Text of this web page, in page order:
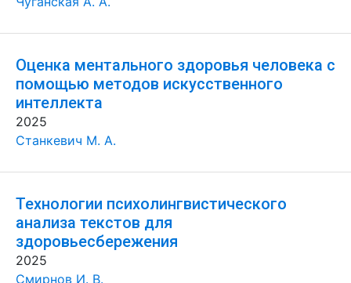
Оценка ментального здоровья человека с
помощью методов искусственного
интеллекта
2025
Станкевич М. А.
Технологии психолингвистического
анализа текстов для
здоровьесбережения
2025
Смирнов И. В.